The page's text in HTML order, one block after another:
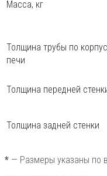
Масса, кг
Толщина трубы по
печи
Толщина передней
Толщина задней стенки
* — Размеры указаны по